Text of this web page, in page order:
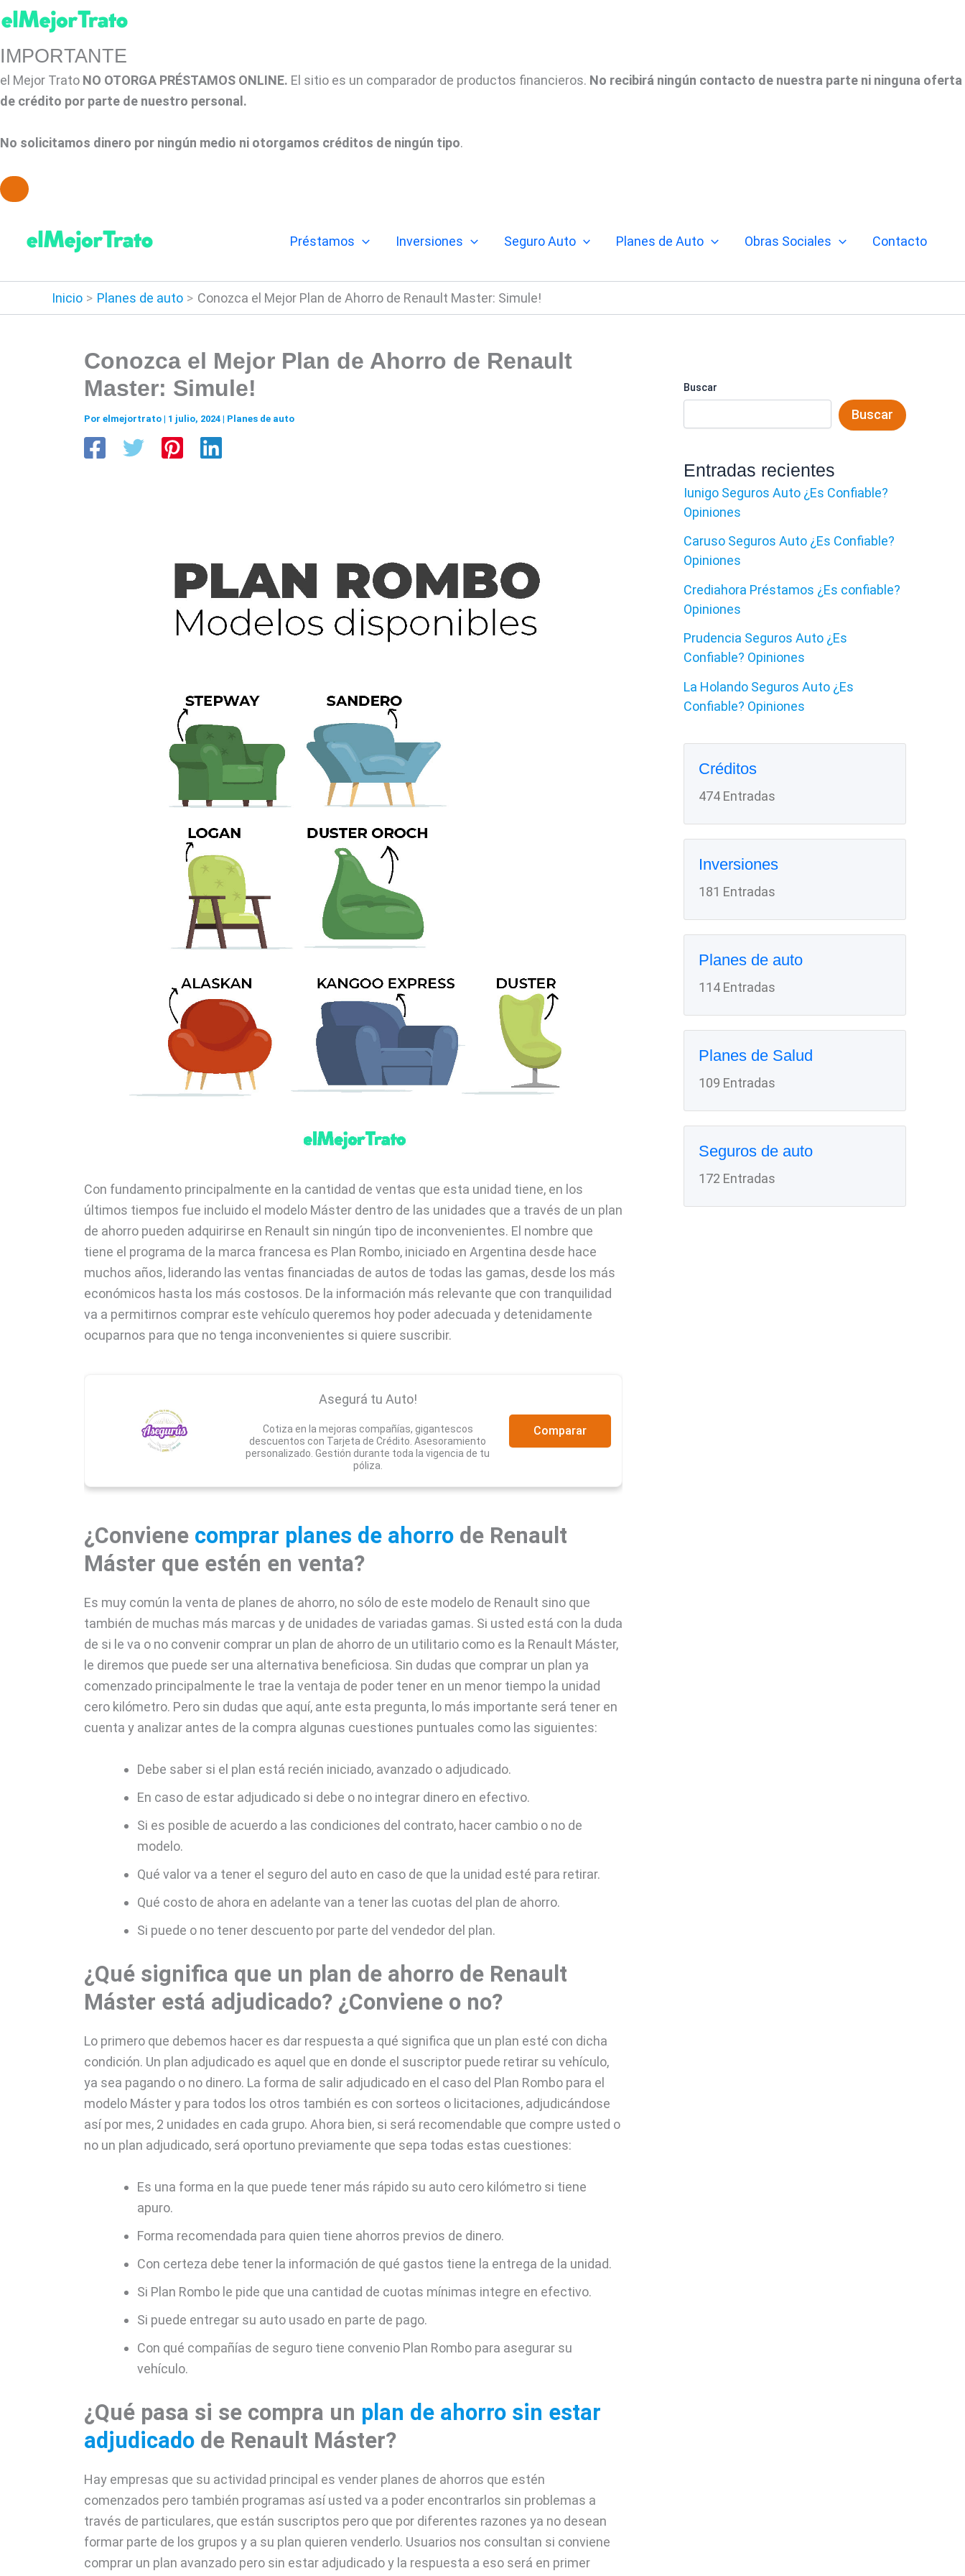
IMPORTANTE
el Mejor Trato NO OTORGA PRÉSTAMOS ONLINE. El sitio es un comparador de productos financieros. No recibirá ningún contacto de nuestra parte ni ninguna oferta
de crédito por parte de nuestro personal.
No solicitamos dinero por ningún medio ni otorgamos créditos de ningún tipo.
contenido
Préstamos Inversiones Seguro Auto Planes de Auto Obras Sociales Contacto
Inicio Planes de auto Conozca el Mejor Plan de Ahorro de Renault Master: Simule!
Conozca el Mejor Plan de Ahorro de Renault
Master: Simule!
Por elmejortrato | 1 julio, 2024 | Planes de auto
Con fundamento principalmente en la cantidad de ventas que esta unidad tiene, en los
últimos tiempos fue incluido el modelo Máster dentro de las unidades que a través de un plan
de ahorro pueden adquirirse en Renault sin ningún tipo de inconvenientes. El nombre que
tiene el programa de la marca francesa es Plan Rombo, iniciado en Argentina desde hace
muchos años, liderando las ventas financiadas de autos de todas las gamas, desde los más
económicos hasta los más costosos. De la información más relevante que con tranquilidad
va a permitirnos comprar este vehículo queremos hoy poder adecuada y detenidamente
ocuparnos para que no tenga inconvenientes si quiere suscribir.
Asegurá tu Auto!
Cotiza en la mejoras compañías, gigantescos
descuentos con Tarjeta de Crédito. Asesoramiento
personalizado. Gestión durante toda la vigencia de tu
póliza.
Comparar
¿Conviene comprar planes de ahorro de Renault
Máster que estén en venta?
Es muy común la venta de planes de ahorro, no sólo de este modelo de Renault sino que
también de muchas más marcas y de unidades de variadas gamas. Si usted está con la duda
de si le va o no convenir comprar un plan de ahorro de un utilitario como es la Renault Máster,
le diremos que puede ser una alternativa beneficiosa. Sin dudas que comprar un plan ya
comenzado principalmente le trae la ventaja de poder tener en un menor tiempo la unidad
cero kilómetro. Pero sin dudas que aquí, ante esta pregunta, lo más importante será tener en
cuenta y analizar antes de la compra algunas cuestiones puntuales como las siguientes:
Debe saber si el plan está recién iniciado, avanzado o adjudicado.
En caso de estar adjudicado si debe o no integrar dinero en efectivo.
Si es posible de acuerdo a las condiciones del contrato, hacer cambio o no de
modelo.
Qué valor va a tener el seguro del auto en caso de que la unidad esté para retirar.
Qué costo de ahora en adelante van a tener las cuotas del plan de ahorro.
Si puede o no tener descuento por parte del vendedor del plan.
¿Qué significa que un plan de ahorro de Renault
Máster está adjudicado? ¿Conviene o no?
Lo primero que debemos hacer es dar respuesta a qué significa que un plan esté con dicha
condición. Un plan adjudicado es aquel que en donde el suscriptor puede retirar su vehículo,
ya sea pagando o no dinero. La forma de salir adjudicado en el caso del Plan Rombo para el
modelo Máster y para todos los otros también es con sorteos o licitaciones, adjudicándose
así por mes, 2 unidades en cada grupo. Ahora bien, si será recomendable que compre usted o
no un plan adjudicado, será oportuno previamente que sepa todas estas cuestiones:
Es una forma en la que puede tener más rápido su auto cero kilómetro si tiene
apuro.
Forma recomendada para quien tiene ahorros previos de dinero.
Con certeza debe tener la información de qué gastos tiene la entrega de la unidad.
Si Plan Rombo le pide que una cantidad de cuotas mínimas integre en efectivo.
Si puede entregar su auto usado en parte de pago.
Con qué compañías de seguro tiene convenio Plan Rombo para asegurar su
vehículo.
¿Qué pasa si se compra un plan de ahorro sin estar
adjudicado de Renault Máster?
Hay empresas que su actividad principal es vender planes de ahorros que estén
comenzados pero también programas así usted va a poder encontrarlos sin problemas a
través de particulares, que están suscriptos pero que por diferentes razones ya no desean
formar parte de los grupos y a su plan quieren venderlo. Usuarios nos consultan si conviene
comprar un plan avanzado pero sin estar adjudicado y la respuesta a eso será en primer
Buscar
Buscar
Entradas recientes
Iunigo Seguros Auto ¿Es Confiable?
Opiniones
Caruso Seguros Auto ¿Es Confiable?
Opiniones
Crediahora Préstamos ¿Es confiable?
Opiniones
Prudencia Seguros Auto ¿Es
Confiable? Opiniones
La Holando Seguros Auto ¿Es
Confiable? Opiniones
Créditos
474 Entradas
Inversiones
181 Entradas
Planes de auto
114 Entradas
Planes de Salud
109 Entradas
Seguros de auto
172 Entradas